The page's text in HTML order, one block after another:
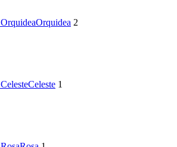
OrquideaOrquidea 2
CelesteCeleste 1